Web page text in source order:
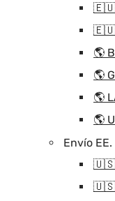
🇪🇺
🇪🇺
🌎
🌎
🌎
🌎
Envío
🇺🇸
🇺🇸